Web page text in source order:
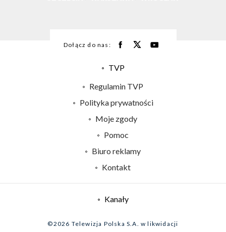
Dołącz do nas:
TVP
Centrum informacji TVP
Naziemna Telewizja Cyfrowa
System NOS
Regulamin TVP
Polityka prywatności
Moje zgody
Pomoc
Biuro reklamy
Kontakt
Kanały
©2026 Telewizja Polska S.A. w likwidacji